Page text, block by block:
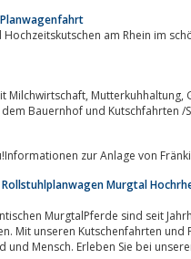
Bauernhof und Kutschfahrten /
zur Anlage von
Murgtal
MurgtalPferde sind seit
Mit unseren Kutschenfahrten
Mensch. Erleben Sie bei